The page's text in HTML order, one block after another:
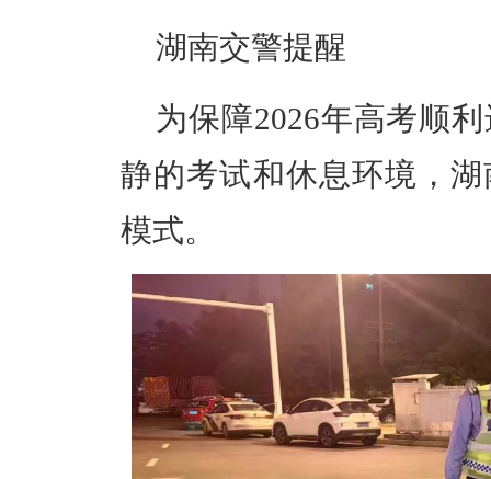
湖南交警提醒
为保障2026年高考顺
静的考试和休息环境，
模式。